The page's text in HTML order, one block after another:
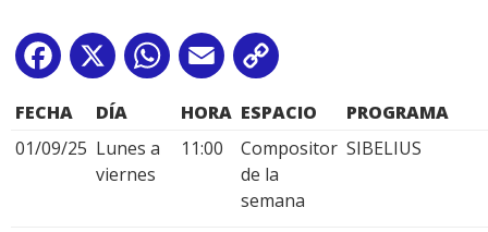
Facebook
X WhatsApp
Email
Link
FECHA DÍA HORA ESPACIO
PROGRAMA
01/09/25 Lunes a
viernes
11:00
Compositor
de la
semana
SIBELIUS